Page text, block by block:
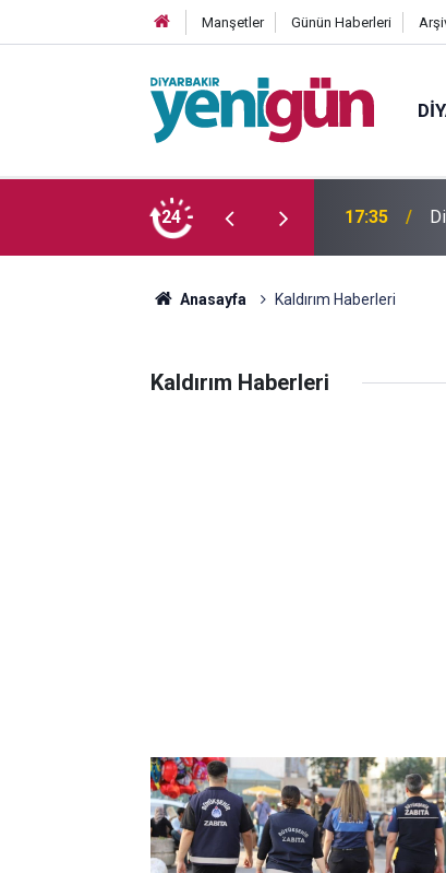
Manşetler Günün Haberleri
24
genç yaşamını yitirdi 16:54
Anasayfa Kaldırım Haberleri
Kaldırım Haberleri